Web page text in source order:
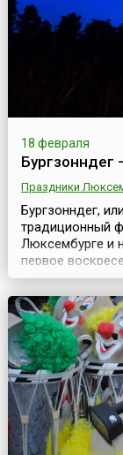
18 февраля
Бургзонндег
Праздники
Бургзонндег,
традиционный
Люксембурге и
первое
котором
встречающих
холм и строят
перемену